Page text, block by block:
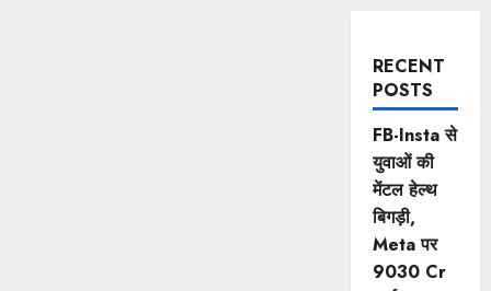
RECENT
POSTS
FB-Insta से
युवाओं की
मेंटल हेल्थ
बिगड़ी,
Meta पर
9030 Cr